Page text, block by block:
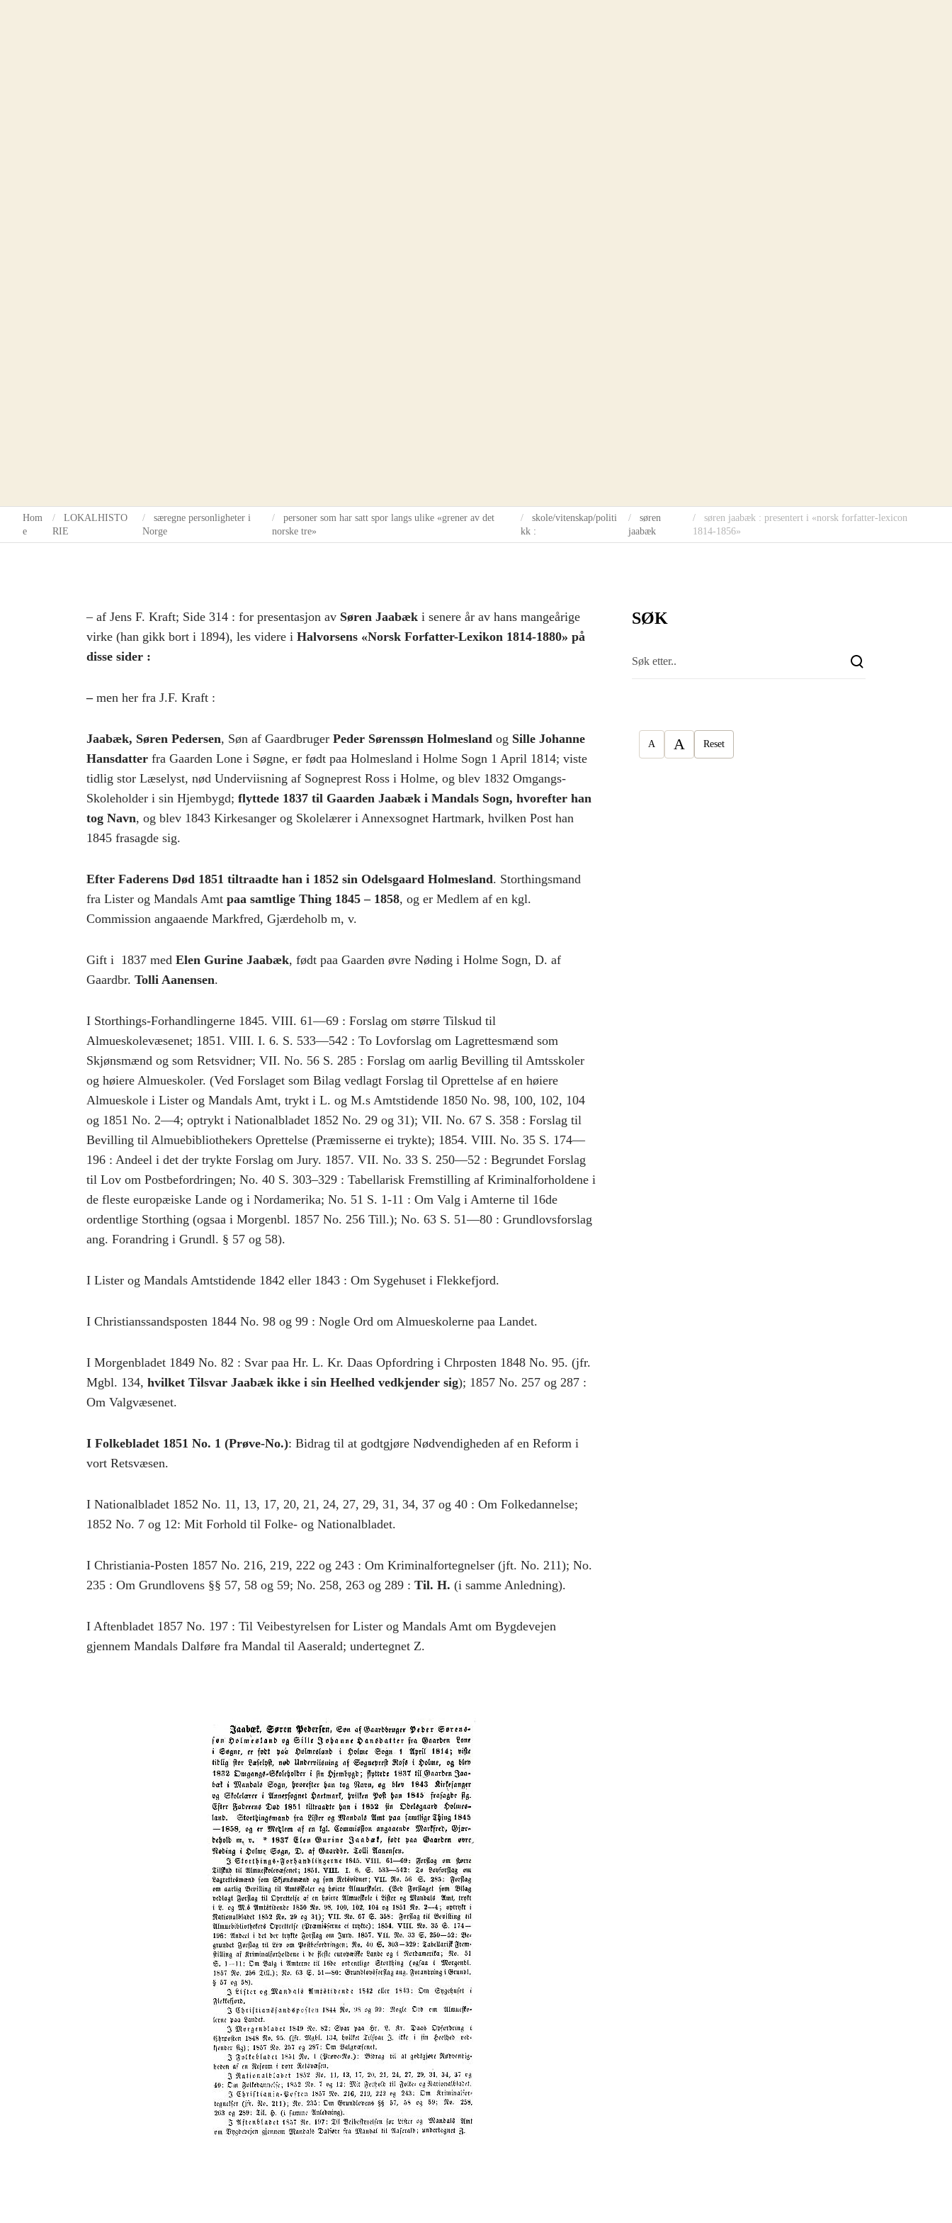
Hom
e
LOKALHISTO
RIE
særegne personligheter i
Norge
personer som har satt spor langs ulike «grener av det
norske tre»
skole/vitenskap/politi
kk :
søren
jaabæk
søren jaabæk : presentert i «norsk forfatter-lexicon
1814-1856»
– af Jens F. Kraft; Side 314 : for presentasjon av Søren Jaabæk i senere år av hans mangeårige
virke (han gikk bort i 1894), les videre i Halvorsens «Norsk Forfatter-Lexikon 1814-1880» på
disse sider :
–men her fra J.F. Kraft :
Jaabæk, Søren Pedersen, Søn af Gaardbruger Peder Sørenssøn Holmesland og Sille Johanne
Hansdatter fra Gaarden Lone i Søgne, er født paa Holmesland i Holme Sogn 1 April 1814; viste
tidlig stor Læselyst, nød Underviisning af Sogneprest Ross i Holme, og blev 1832 Omgangs-
Skoleholder i sin Hjembygd; flyttede 1837 til Gaarden Jaabæk i Mandals Sogn, hvorefter han
tog Navn, og blev 1843 Kirkesanger og Skolelærer i Annexsognet Hartmark, hvilken Post han
1845 frasagde sig.
Efter Faderens Død 1851 tiltraadte han i 1852 sin Odelsgaard Holmesland. Storthingsmand
fra Lister og Mandals Amt paa samtlige Thing 1845 – 1858, og er Medlem af en kgl.
Commission angaaende Markfred, Gjærdeholb m, v.
Gift i 1837 med Elen Gurine Jaabæk, født paa Gaarden øvre Nøding i Holme Sogn, D. af
Gaardbr. Tolli Aanensen.
I Storthings-Forhandlingerne 1845. VIII. 61—69 : Forslag om større Tilskud til
Almueskolevæsenet; 1851. VIII. I. 6. S. 533—542 : To Lovforslag om Lagrettesmænd som
Skjønsmænd og som Retsvidner; VII. No. 56 S. 285 : Forslag om aarlig Bevilling til Amtsskoler
og høiere Almueskoler. (Ved Forslaget som Bilag vedlagt Forslag til Oprettelse af en høiere
Almueskole i Lister og Mandals Amt, trykt i L. og M.s Amtstidende 1850 No. 98, 100, 102, 104
og 1851 No. 2—4; optrykt i Nationalbladet 1852 No. 29 og 31); VII. No. 67 S. 358 : Forslag til
Bevilling til Almuebibliothekers Oprettelse (Præmisserne ei trykte); 1854. VIII. No. 35 S. 174—
196 : Andeel i det der trykte Forslag om Jury. 1857. VII. No. 33 S. 250—52 : Begrundet Forslag
til Lov om Postbefordringen; No. 40 S. 303–329 : Tabellarisk Fremstilling af Kriminalforholdene i
de fleste europæiske Lande og i Nordamerika; No. 51 S. 1-11 : Om Valg i Amterne til 16de
ordentlige Storthing (ogsaa i Morgenbl. 1857 No. 256 Till.); No. 63 S. 51—80 : Grundlovsforslag
ang. Forandring i Grundl. § 57 og 58).
I Lister og Mandals Amtstidende 1842 eller 1843 : Om Sygehuset i Flekkefjord.
I Christianssandsposten 1844 No. 98 og 99 : Nogle Ord om Almueskolerne paa Landet.
I Morgenbladet 1849 No. 82 : Svar paa Hr. L. Kr. Daas Opfordring i Chrposten 1848 No. 95. (jfr.
Mgbl. 134, hvilket Tilsvar Jaabæk ikke i sin Heelhed vedkjender sig); 1857 No. 257 og 287 :
Om Valgvæsenet.
I Folkebladet 1851 No. 1 (Prøve-No.): Bidrag til at godtgjøre Nødvendigheden af en Reform i
vort Retsvæsen.
I Nationalbladet 1852 No. 11, 13, 17, 20, 21, 24, 27, 29, 31, 34, 37 og 40 : Om Folkedannelse;
1852 No. 7 og 12: Mit Forhold til Folke- og Nationalbladet.
I Christiania-Posten 1857 No. 216, 219, 222 og 243 : Om Kriminalfortegnelser (jft. No. 211); No.
235 : Om Grundlovens §§ 57, 58 og 59; No. 258, 263 og 289 : Til. H. (i samme Anledning).
I Aftenbladet 1857 No. 197 : Til Veibestyrelsen for Lister og Mandals Amt om Bygdevejen
gjennem Mandals Dalføre fra Mandal til Aaserald; undertegnet Z.
SØK
A A Reset